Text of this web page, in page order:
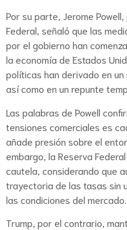
Por su parte, Jerome
Federal, señaló que las
por el gobierno han
la economía de Estados
políticas han derivado en
así como en un repunte
Las palabras de Powell
tensiones comerciales es
añade presión sobre el
embargo, la Reserva
cautela, considerando que
trayectoria de las tasas sin
las condiciones del mercado.
Trump, por el contrario,